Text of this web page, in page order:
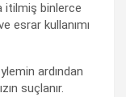
itilmiş binlerce
esrar kullanımı
ardından
suçlanır.